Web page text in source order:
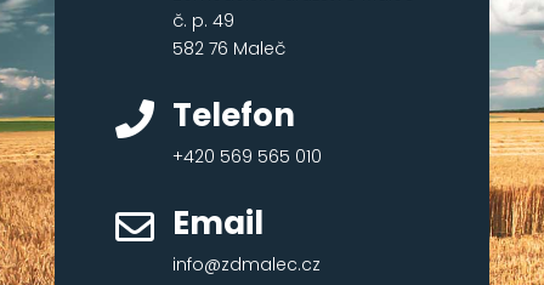
č. p. 49
582 76 Maleč
 Telefon
+420 569 565 010
 Email
info@zdmalec.cz